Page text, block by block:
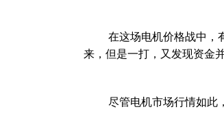
在这场电机价格战中，有
来，但是一打，又发现资金
尽管电机市场行情如此，